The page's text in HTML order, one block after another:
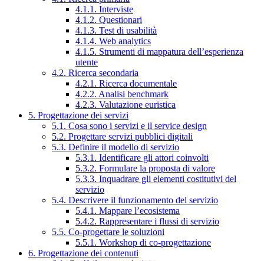
4.1.1. Interviste
4.1.2. Questionari
4.1.3. Test di usabilità
4.1.4. Web analytics
4.1.5. Strumenti di mappatura dell’esperienza
utente
4.2. Ricerca secondaria
4.2.1. Ricerca documentale
4.2.2. Analisi benchmark
4.2.3. Valutazione euristica
5. Progettazione dei servizi
5.1. Cosa sono i servizi e il service design
5.2. Progettare servizi pubblici digitali
5.3. Definire il modello di servizio
5.3.1. Identificare gli attori coinvolti
5.3.2. Formulare la proposta di valore
5.3.3. Inquadrare gli elementi costitutivi del
servizio
5.4. Descrivere il funzionamento del servizio
5.4.1. Mappare l’ecosistema
5.4.2. Rappresentare i flussi di servizio
5.5. Co-progettare le soluzioni
5.5.1. Workshop di co-progettazione
6. Progettazione dei contenuti